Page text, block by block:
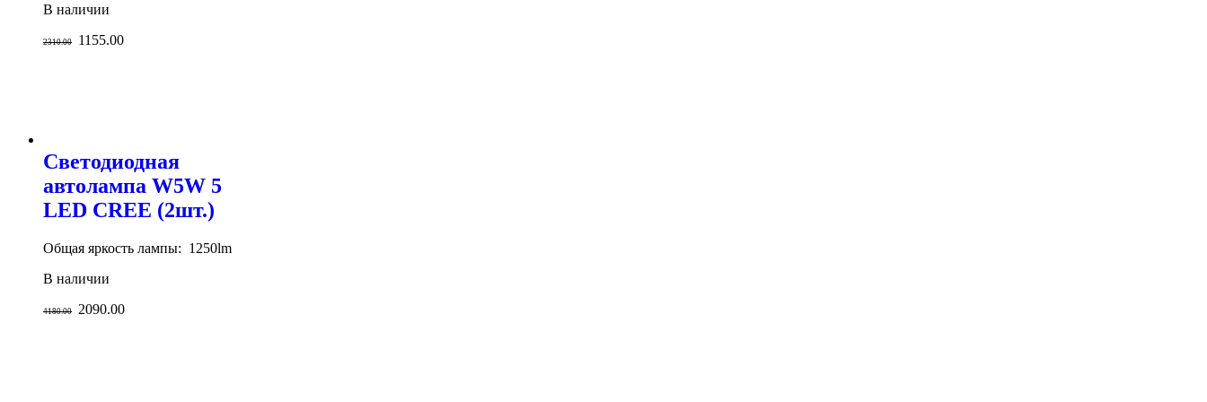
В наличии
2310.00 1155.00
Светодиодная
автолампа W5W 5
LED CREE (2шт.)
Общая яркость лампы: 1250lm
В наличии
4180.00 2090.00